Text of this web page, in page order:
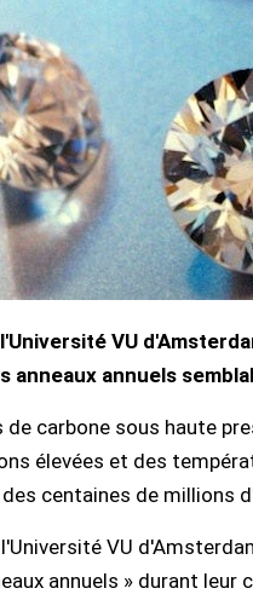
VU
anneaux annuels
carbone sous haute
élevées et des
centaines de millions
VU
annuels » durant